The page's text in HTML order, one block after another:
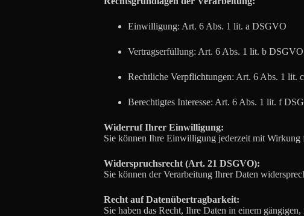
Einwilligung: Art. 6 Abs. 1 lit. a DSGVO
Vertragserfüllung: Art. 6 Abs. 1 lit. b DSGVO
Rechtliche Verpflichtungen: Art. 6 Abs. 1 lit.
Berechtigtes Interesse: Art. 6 Abs. 1 lit. f
Widerruf Ihrer Einwilligung:
Sie können Ihre Einwilligung jederzeit mit
Widerspruchsrecht (Art. 21 DSGVO):
Sie können der Verarbeitung Ihrer Daten
Recht auf Datenübertragbarkeit:
Sie haben das Recht, Ihre Daten in einem